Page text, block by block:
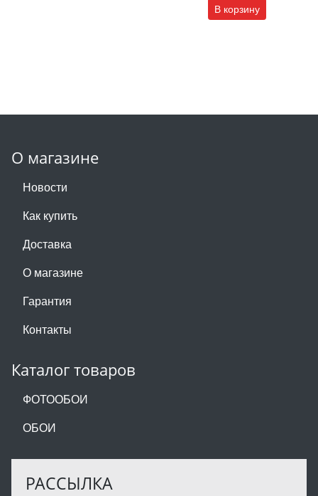
В корзину
О магазине
Новости
Как купить
Доставка
О магазине
Гарантия
Контакты
Каталог товаров
ФОТООБОИ
ОБОИ
РАССЫЛКА